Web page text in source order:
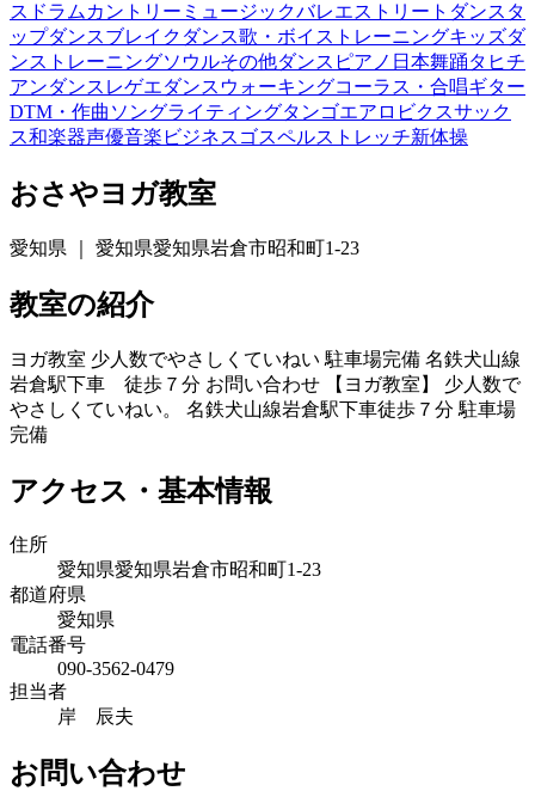
ス ドラム カントリーミュージックバレエストリートダンス タ
ップダンスブレイクダンス歌・ボイストレーニングキッズダ
ンス トレーニングソウルその他ダンス ピアノ 日本舞踊タヒチ
アンダンス レゲエダンス ウォーキングコーラス・合唱ギター
DTM・作曲 ソングライティングタンゴエアロビクスサック
ス和楽器声優音楽ビジネス ゴスペルストレッチ新体操
おさやヨガ教室
愛知県 ｜ 愛知県愛知県岩倉市昭和町1-23
教室の紹介
ヨガ教室 少人数でやさしくていねい 駐車場完備 名鉄犬山線
岩倉駅下車 徒歩７分 お問い合わせ 【ヨガ教室】 少人数で
やさしくていねい。 名鉄犬山線岩倉駅下車徒歩７分 駐車場
完備
アクセス・基本情報
住所
愛知県愛知県岩倉市昭和町1-23
都道府県
愛知県
電話番号
090-3562-0479
担当者
岸 辰夫
お問い合わせ